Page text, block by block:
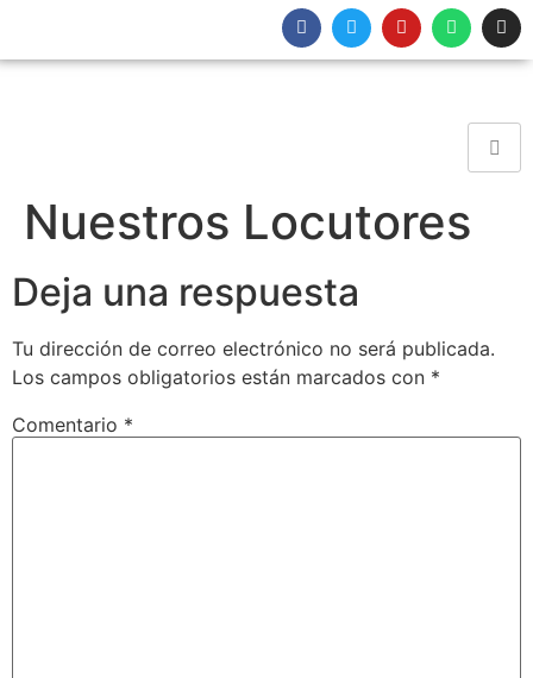
Nuestros Locutores
Deja una respuesta
Tu dirección de correo electrónico no será publicada.
Los campos obligatorios están marcados con *
Comentario *